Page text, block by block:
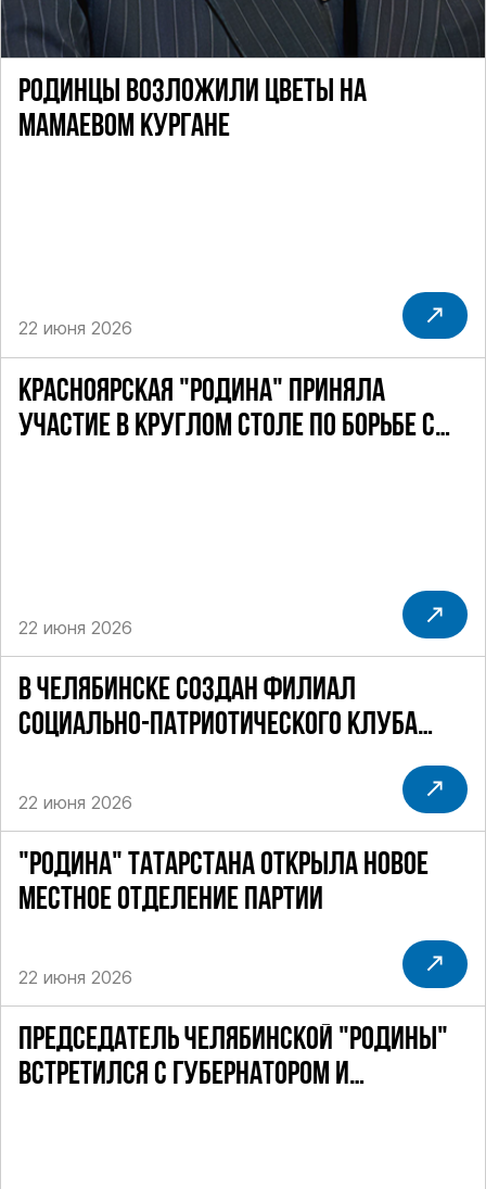
РОДИНЦЫ ВОЗЛОЖИЛИ ЦВЕТЫ НА
МАМАЕВОМ КУРГАНЕ
22 июня 2026
КРАСНОЯРСКАЯ "РОДИНА" ПРИНЯЛА
УЧАСТИЕ В КРУГЛОМ СТОЛЕ ПО БОРЬБЕ С
22 июня 2026
В ЧЕЛЯБИНСКЕ СОЗДАН ФИЛИАЛ
СОЦИАЛЬНО-ПАТРИОТИЧЕСКОГО КЛУБА
22 июня 2026
"РОДИНА" ТАТАРСТАНА ОТКРЫЛА НОВОЕ
МЕСТНОЕ ОТДЕЛЕНИЕ ПАРТИИ
22 июня 2026
ПРЕДСЕДАТЕЛЬ ЧЕЛЯБИНСКОЙ "РОДИНЫ"
ВСТРЕТИЛСЯ С ГУБЕРНАТОРОМ И